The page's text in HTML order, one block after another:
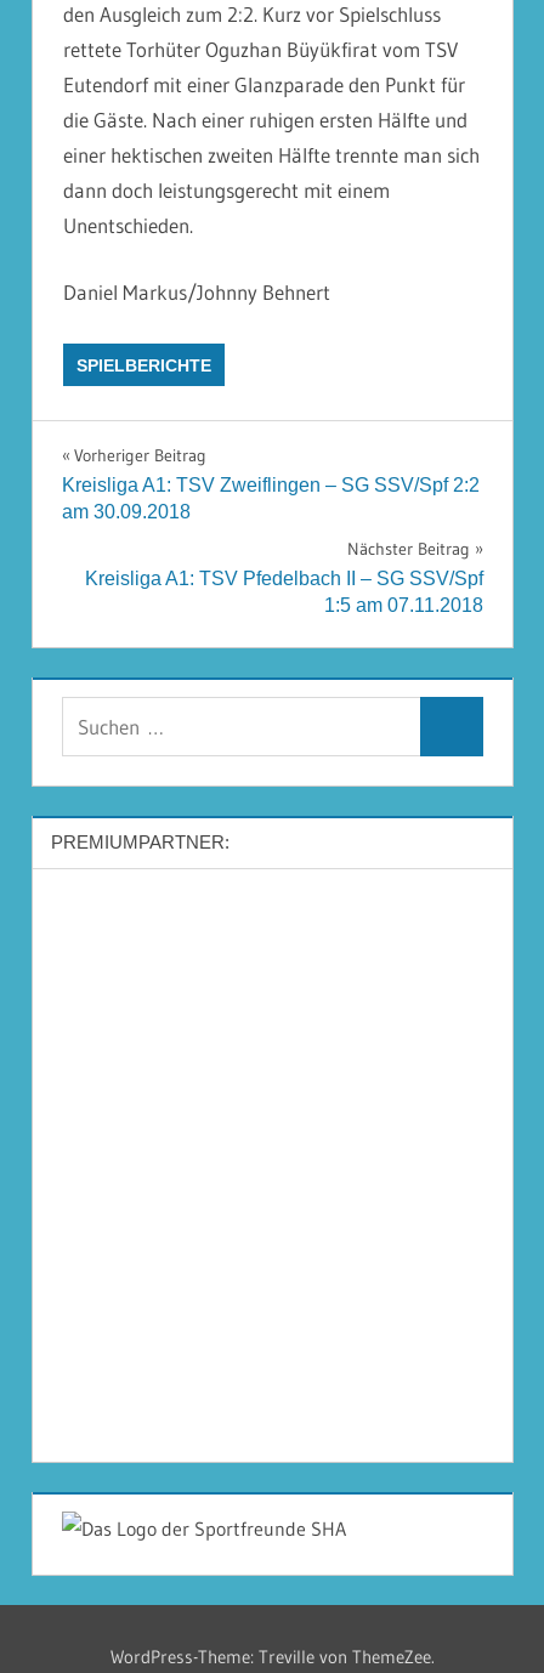
den Ausgleich zum 2:2. Kurz vor Spielschluss
rettete Torhüter Oguzhan Büyük­firat vom TSV
Eutendorf mit einer Glanzparade den Punkt für
die Gäste. Nach einer ruhigen ersten Hälfte und
einer hektischen zweiten Hälfte trennte man sich
dann doch leistungsgerecht mit einem
Unentschieden.
Daniel Markus/Johnny Behnert
SPIELBERICHTE
Beitragsnavigation
Vorheriger Beitrag
Kreisliga A1: TSV Zweiflingen – SG SSV/Spf 2:2
am 30.09.2018
Nächster Beitrag
Kreisliga A1: TSV Pfedelbach II – SG SSV/Spf
1:5 am 07.11.2018
PREMIUMPARTNER:
WordPress-Theme: Treville von ThemeZee.